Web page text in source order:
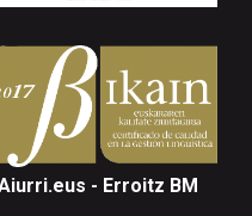
Aiurri.eus - Erroitz BM
plaza, 4-5 behea | ANDOAIN